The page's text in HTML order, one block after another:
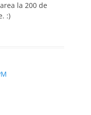
la 200 de
:)